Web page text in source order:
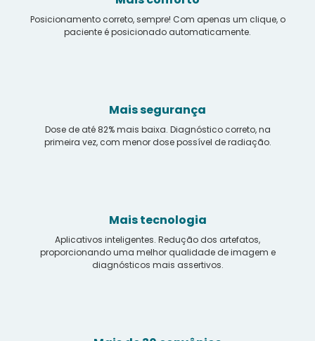
Posicionamento correto, sempre! Com apenas um clique, o
paciente é posicionado automaticamente.
Mais segurança
Dose de até 82% mais baixa. Diagnóstico correto, na
primeira vez, com menor dose possível de radiação.
Mais tecnologia
Aplicativos inteligentes. Redução dos artefatos,
proporcionando uma melhor qualidade de imagem e
diagnósticos mais assertivos.